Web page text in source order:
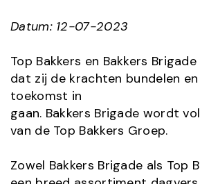
Datum: 12-07-2023
Top Bakkers en Bakkers
dat zij de krachten bundelen
toekomst in
gaan. Bakkers Brigade wordt
van de Top Bakkers Groep.
Zowel Bakkers Brigade als Top